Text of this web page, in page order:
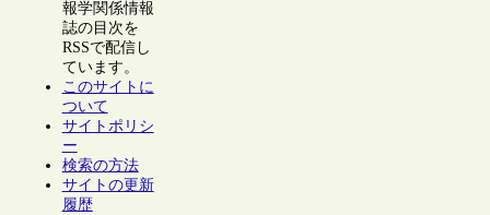
報学関係情報
誌の目次を
RSSで配信し
ています。
このサイトに
ついて
サイトポリシ
ー
検索の方法
サイトの更新
履歴